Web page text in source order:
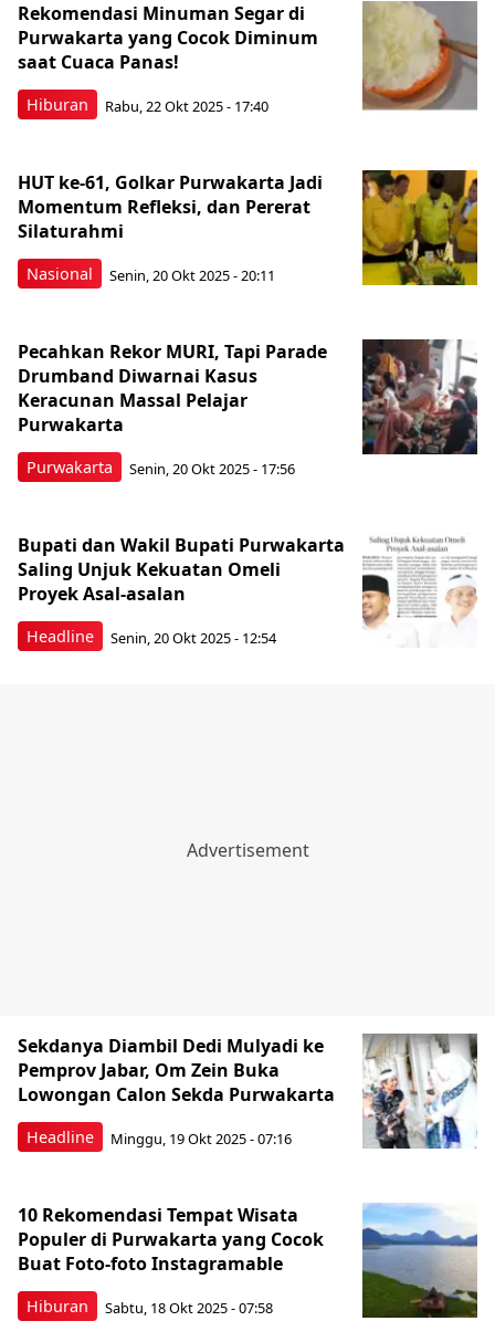
Hiburan
Rekomendasi Minuman Segar di
Purwakarta yang Cocok Diminum
saat Cuaca Panas!
Rabu, 22 Okt 2025 - 17:40
Nasional
HUT ke-61, Golkar Purwakarta Jadi
Momentum Refleksi, dan Pererat
Silaturahmi
Senin, 20 Okt 2025 - 20:11
Purwakarta
Pecahkan Rekor MURI, Tapi Parade
Drumband Diwarnai Kasus
Keracunan Massal Pelajar
Purwakarta
Senin, 20 Okt 2025 - 17:56
Headline
Bupati dan Wakil Bupati Purwakarta
Saling Unjuk Kekuatan Omeli
Proyek Asal-asalan
Senin, 20 Okt 2025 - 12:54
Headline
Sekdanya Diambil Dedi Mulyadi ke
Pemprov Jabar, Om Zein Buka
Lowongan Calon Sekda Purwakarta
Minggu, 19 Okt 2025 - 07:16
Hiburan
10 Rekomendasi Tempat Wisata
Populer di Purwakarta yang Cocok
Buat Foto-foto Instagramable
Sabtu, 18 Okt 2025 - 07:58